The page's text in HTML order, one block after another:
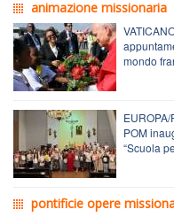
animazione missionaria
mondo
POM
“Scuola
pontificie opere